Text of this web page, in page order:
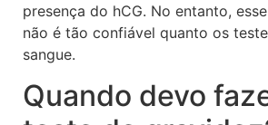
presença do hCG. No entanto,
não é tão confiável quanto os
sangue.
Quando devo